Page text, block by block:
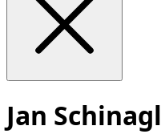
Jan Schinagl